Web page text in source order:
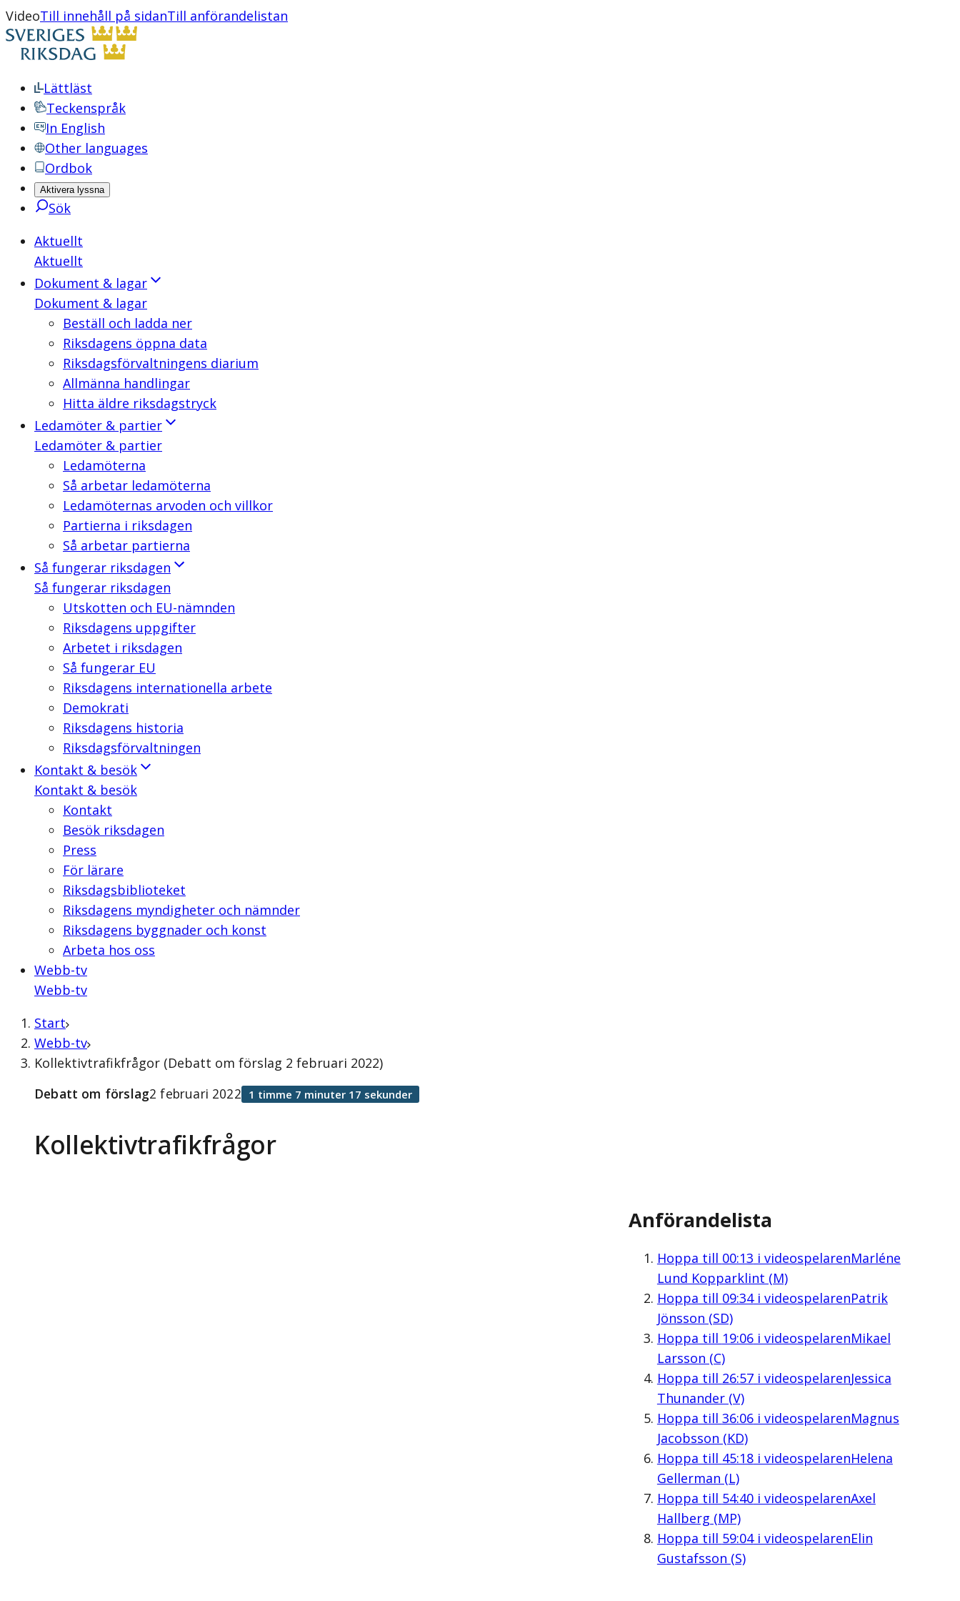
VideoTill innehåll på sidanTill anförandelistan
Lättläst
Teckenspråk
In English
Other languages
Ordbok
Aktivera lyssna
Sök
Aktuellt
Aktuellt
Dokument & lagar
Dokument & lagar
Beställ och ladda ner
Riksdagens öppna data
Riksdagsförvaltningens diarium
Allmänna handlingar
Hitta äldre riksdagstryck
Ledamöter & partier
Ledamöter & partier
Ledamöterna
Så arbetar ledamöterna
Ledamöternas arvoden och villkor
Partierna i riksdagen
Så arbetar partierna
Så fungerar riksdagen
Så fungerar riksdagen
Utskotten och EU-nämnden
Riksdagens uppgifter
Arbetet i riksdagen
Så fungerar EU
Riksdagens internationella arbete
Demokrati
Riksdagens historia
Riksdagsförvaltningen
Kontakt & besök
Kontakt & besök
Kontakt
Besök riksdagen
Press
För lärare
Riksdagsbiblioteket
Riksdagens myndigheter och nämnder
Riksdagens byggnader och konst
Arbeta hos oss
Webb-tv
Webb-tv
Start
Webb-tv
Kollektivtrafikfrågor (Debatt om förslag 2 februari 2022)
Kollektivtrafikfrågor
Debatt om förslag2 februari 2022 1 timme 7 minuter 17 sekunder
Anförandelista
Hoppa till 00:13 i videospelarenMarléne
Lund Kopparklint (M)
Hoppa till 09:34i videospelarenPatrik
Jönsson (SD)
Hoppa till 19:06i videospelarenMikael
Larsson (C)
Hoppa till 26:57i videospelarenJessica
Thunander (V)
Hoppa till 36:06i videospelarenMagnus
Jacobsson (KD)
Hoppa till 45:18i videospelarenHelena
Gellerman (L)
Hoppa till 54:40i videospelarenAxel
Hallberg (MP)
Hoppa till 59:04i videospelarenElin
Gustafsson (S)